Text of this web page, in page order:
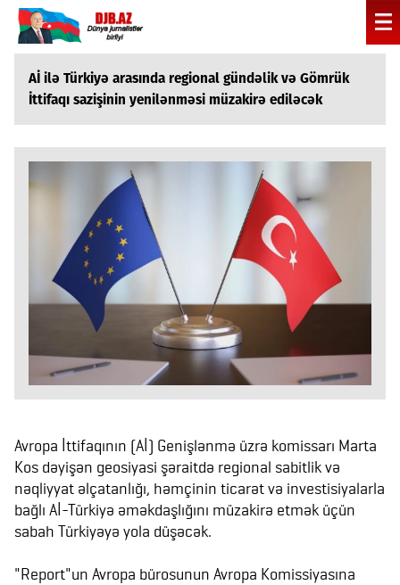
Aİ ilə Türkiyə arasında regional gündəlik və Gömrük
İttifaqı sazişinin yenilənməsi müzakirə ediləcək
Avropa İttifaqının (Aİ) Genişlənmə üzrə komissarı Marta
Kos dəyişən geosiyasi şəraitdə regional sabitlik və
nəqliyyat əlçatanlığı, həmçinin ticarət və investisiyalarla
bağlı Aİ-Türkiyə əməkdaşlığını müzakirə etmək üçün
sabah Türkiyəyə yola düşəcək.
"Report"un Avropa bürosunun Avropa Komissiyasına